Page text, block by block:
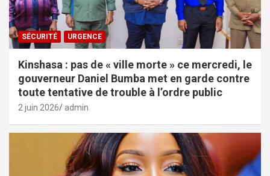
SÉCURITÉ URGENCE
Kinshasa : pas de « ville morte » ce mercredi, le
gouverneur Daniel Bumba met en garde contre
toute tentative de trouble à l’ordre public
2 juin 2026 admin